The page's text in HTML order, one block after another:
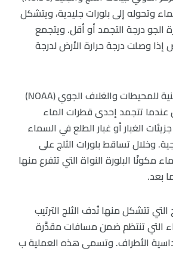
وتحوله إلى بلورات جليدية، ويتشكل
الجو درجة التجمد أو أقل. ويتجمع
إذا وصلت درجة حرارة الأرض لدرجة
وأفادت الإدارة الوطنية للمحيطات والغلاف الجوي (NOAA)
عندما تتجمد إحدى قطرات الماء
الغبار أو غبار الطلع في السماء
وخلال تساقط بلورات الثلج على
مكونًا البلورة النواة التي تتفرع منها
بعد.
تتشكل منها نُدف الثلج الترتيب
التي تنتظم ضمن مسافات مقدَّرة
الأطراف. وتسمى هذه العملية ب